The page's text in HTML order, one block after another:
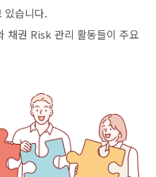
있습니다.
채권 Risk 관리 활동들이 주요